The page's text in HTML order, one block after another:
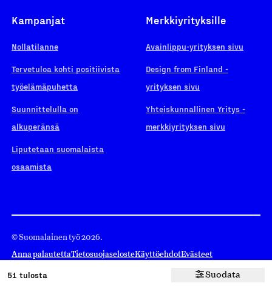
51 tulosta Suodata
Kampanjat
Nollatilanne
Tervetuloa kohti positiivista
työelämäpuhetta
Suunnittelulla on
alkuperänsä
Liputetaan suomalaista
osaamista
Merkkiyrityksille
Avainlippu-yrityksen sivu
Design from Finland -
yrityksen sivu
Yhteiskunnallinen Yritys -
merkkiyrityksen sivu
© Suomalainen työ 2026.
Anna palautettaTietosuojaselosteKäyttöehdotEvästeet
Evästeasetukset